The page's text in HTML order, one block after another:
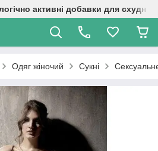
активні добавки для
Одяг жіночий Сукні